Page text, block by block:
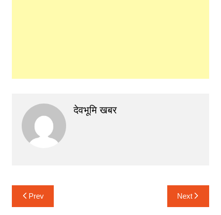
देवभूमि खबर
Post
navigation
Prev Next